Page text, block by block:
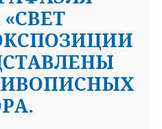
ЭКСПОЗИЦИИ